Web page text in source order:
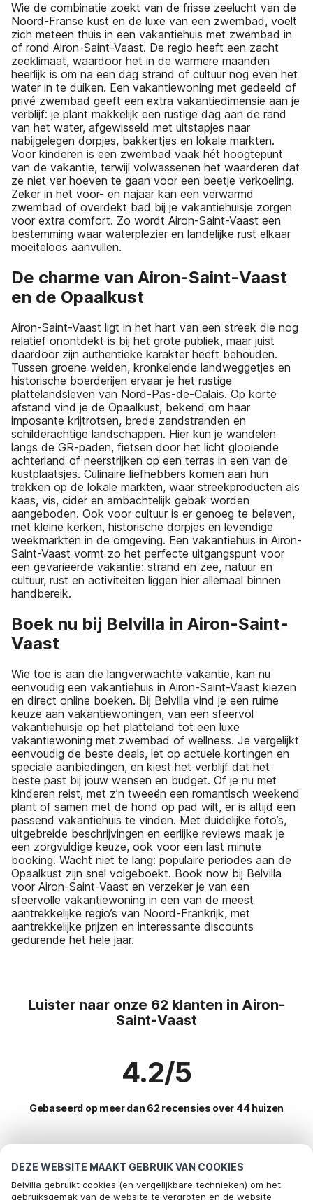
DEZE WEBSITE MAAKT GEBRUIK VAN COOKIES
Belvilla gebruikt cookies (en vergelijkbare technieken) om het
gebruiksgemak van de website te vergroten en de website
Wie de combinatie zoekt van de frisse zeelucht van de
Noord-Franse kust en de luxe van een zwembad, voelt
zich meteen thuis in een vakantiehuis met zwembad in
of rond Airon-Saint-Vaast. De regio heeft een zacht
zeeklimaat, waardoor het in de warmere maanden
heerlijk is om na een dag strand of cultuur nog even het
water in te duiken. Een vakantiewoning met gedeeld of
privé zwembad geeft een extra vakantiedimensie aan je
verblijf: je plant makkelijk een rustige dag aan de rand
van het water, afgewisseld met uitstapjes naar
nabijgelegen dorpjes, bakkertjes en lokale markten.
Voor kinderen is een zwembad vaak hét hoogtepunt
van de vakantie, terwijl volwassenen het waarderen dat
ze niet ver hoeven te gaan voor een beetje verkoeling.
Zeker in het voor- en najaar kan een verwarmd
zwembad of overdekt bad bij je vakantiehuisje zorgen
voor extra comfort. Zo wordt Airon-Saint-Vaast een
bestemming waar waterplezier en landelijke rust elkaar
moeiteloos aanvullen.
De charme van Airon-Saint-Vaast
en de Opaalkust
Airon-Saint-Vaast ligt in het hart van een streek die nog
relatief onontdekt is bij het grote publiek, maar juist
daardoor zijn authentieke karakter heeft behouden.
Tussen groene weiden, kronkelende landweggetjes en
historische boerderijen ervaar je het rustige
plattelandsleven van Nord-Pas-de-Calais. Op korte
afstand vind je de Opaalkust, bekend om haar
imposante krijtrotsen, brede zandstranden en
schilderachtige landschappen. Hier kun je wandelen
langs de GR-paden, fietsen door het licht glooiende
achterland of neerstrijken op een terras in een van de
kustplaatsjes. Culinaire liefhebbers komen aan hun
trekken op de lokale markten, waar streekproducten als
kaas, vis, cider en ambachtelijk gebak worden
aangeboden. Ook voor cultuur is er genoeg te beleven,
met kleine kerken, historische dorpjes en levendige
weekmarkten in de omgeving. Een vakantiehuis in Airon-
Saint-Vaast vormt zo het perfecte uitgangspunt voor
een gevarieerde vakantie: strand en zee, natuur en
cultuur, rust en activiteiten liggen hier allemaal binnen
handbereik.
Boek nu bij Belvilla in Airon-Saint-
Vaast
Wie toe is aan die langverwachte vakantie, kan nu
eenvoudig een vakantiehuis in Airon-Saint-Vaast kiezen
en direct online boeken. Bij Belvilla vind je een ruime
keuze aan vakantiewoningen, van een sfeervol
vakantiehuisje op het platteland tot een luxe
vakantiewoning met zwembad of wellness. Je vergelijkt
eenvoudig de beste deals, let op actuele kortingen en
speciale aanbiedingen, en kiest het verblijf dat het
beste past bij jouw wensen en budget. Of je nu met
kinderen reist, met z’n tweeën een romantisch weekend
plant of samen met de hond op pad wilt, er is altijd een
passend vakantiehuis te vinden. Met duidelijke foto’s,
uitgebreide beschrijvingen en eerlijke reviews maak je
een zorgvuldige keuze, ook voor een last minute
booking. Wacht niet te lang: populaire periodes aan de
Opaalkust zijn snel volgeboekt. Book now bij Belvilla
voor Airon-Saint-Vaast en verzeker je van een
sfeervolle vakantiewoning in een van de meest
aantrekkelijke regio’s van Noord-Frankrijk, met
aantrekkelijke prijzen en interessante discounts
gedurende het hele jaar.
Luister naar onze 62 klanten in Airon-
Saint-Vaast
4.2/5
Gebaseerd op meer dan 62 recensies over 44 huizen
Meest populaire bestemmingen voor
vakantie